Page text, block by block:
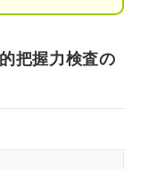
把握力検査の
査のコツ
よくある出題パタ